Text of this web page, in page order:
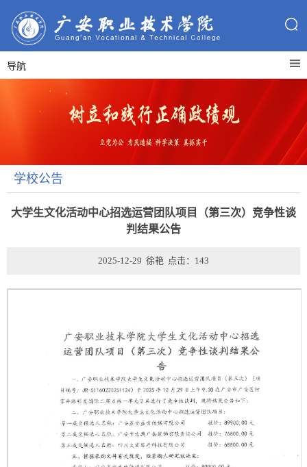
导航
学校公告
大学生文化活动中心招选运营团队项目（第三次）竞争性谈
判结果公告
2025-12-29 徐艳 点击： 143